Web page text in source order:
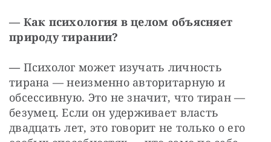
— Как психология в целом объясняет
природу тирании?
— Психолог может изучать личность
тирана — неизменно авторитарную и
обсессивную. Это не значит, что тиран —
безумец. Если он удерживает власть
двадцать лет, это говорит не только о его